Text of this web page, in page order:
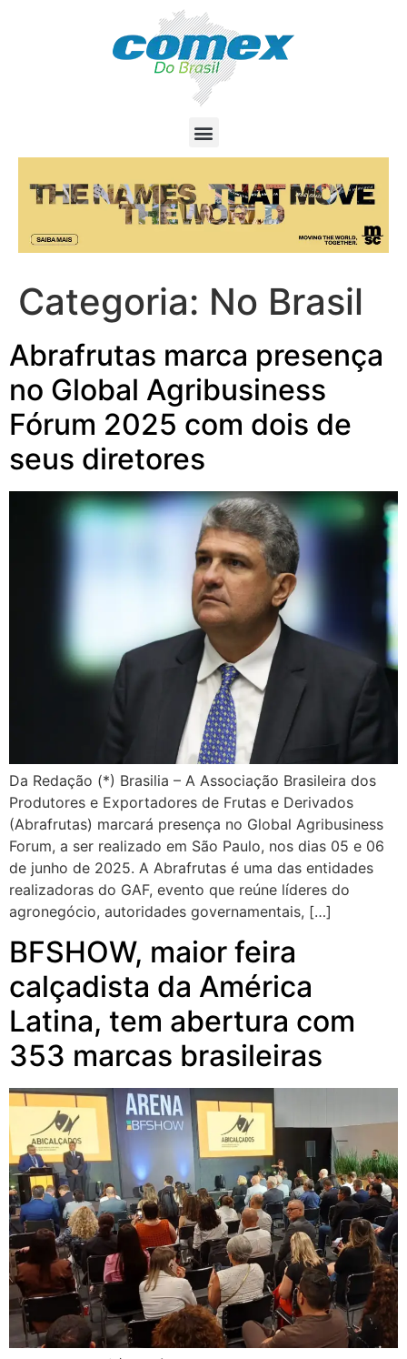
Categoria: No Brasil
Abrafrutas marca presença
no Global Agribusiness
Fórum 2025 com dois de
seus diretores
Da Redação (*) Brasilia – A Associação Brasileira dos
Produtores e Exportadores de Frutas e Derivados
(Abrafrutas) marcará presença no Global Agribusiness
Forum, a ser realizado em São Paulo, nos dias 05 e 06
de junho de 2025. A Abrafrutas é uma das entidades
realizadoras do GAF, evento que reúne líderes do
agronegócio, autoridades governamentais, […]
BFSHOW, maior feira
calçadista da América
Latina, tem abertura com
353 marcas brasileiras